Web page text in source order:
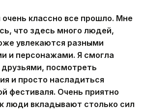
классно все прошло. Мне
что здесь много людей,
увлекаются разными
и персонажами. Я смогла
друзьями, посмотреть
и просто насладиться
фестиваля. Очень приятно
люди вкладывают столько сил